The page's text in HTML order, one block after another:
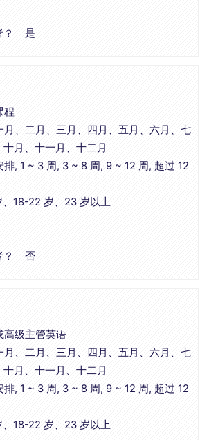
？ 是
程
、二月、三月、四月、五月、六月、七
月、十一月、十二月
, 1 ~ 3 周, 3 ~ 8 周, 9 ~ 12 周, 超过 12
18-22 岁、23 岁以上
？ 否
级主管英语
、二月、三月、四月、五月、六月、七
月、十一月、十二月
, 1 ~ 3 周, 3 ~ 8 周, 9 ~ 12 周, 超过 12
18-22 岁、23 岁以上